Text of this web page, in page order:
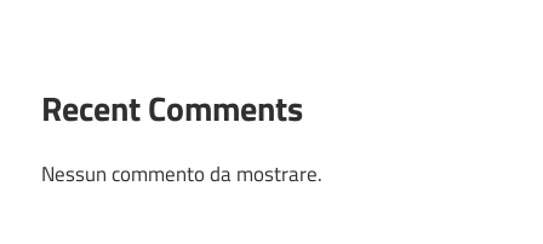
Recent Comments
Nessun commento da mostrare.